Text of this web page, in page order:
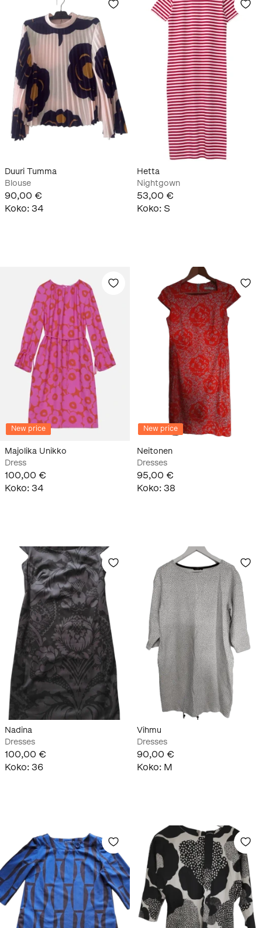
Duuri Tumma
Blouse
90,00 €
Koko: 34
Hetta
Nightgown
53,00 €
Koko: S
New price
Majolika Unikko
Dress
100,00 €
Koko: 34
New price
Neitonen
Dresses
95,00 €
Koko: 38
Nadina
Dresses
100,00 €
Koko: 36
Vihmu
Dresses
90,00 €
Koko: M